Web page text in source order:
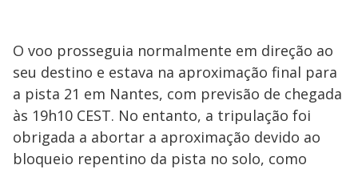
O voo prosseguia normalmente em direção ao
seu destino e estava na aproximação final para
a pista 21 em Nantes, com previsão de chegada
às 19h10 CEST. No entanto, a tripulação foi
obrigada a abortar a aproximação devido ao
bloqueio repentino da pista no solo, como